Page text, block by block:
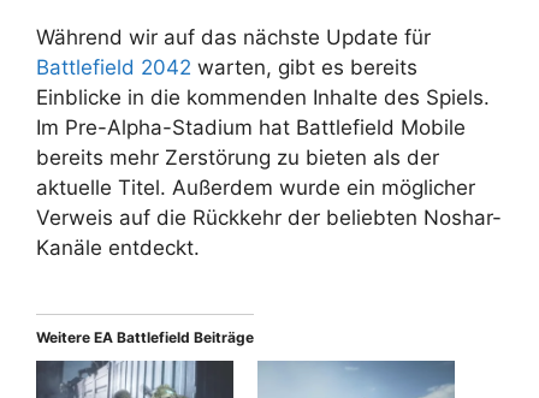
Während wir auf das nächste Update für
Battlefield 2042 warten, gibt es bereits
Einblicke in die kommenden Inhalte des Spiels.
Im Pre-Alpha-Stadium hat Battlefield Mobile
bereits mehr Zerstörung zu bieten als der
aktuelle Titel. Außerdem wurde ein möglicher
Verweis auf die Rückkehr der beliebten Noshar-
Kanäle entdeckt.
Weitere EA Battlefield Beiträge